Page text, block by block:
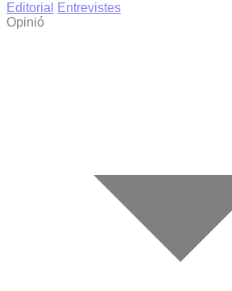
Editorial
Entrevistes
Opinió